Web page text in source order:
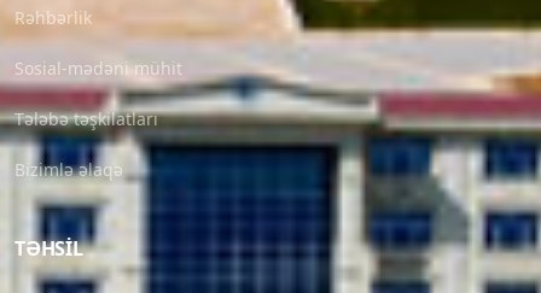
Rəhbərlik
Sosial-mədəni mühit
Tələbə təşkilatları
Bizimlə əlaqə
TƏHSIL